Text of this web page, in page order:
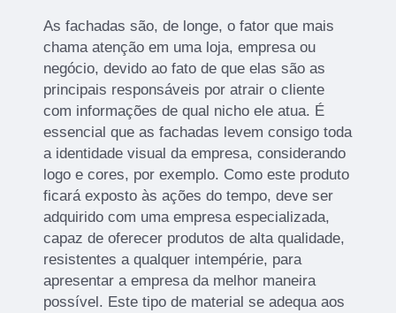
As fachadas são, de longe, o fator que mais
chama atenção em uma loja, empresa ou
negócio, devido ao fato de que elas são as
principais responsáveis por atrair o cliente
com informações de qual nicho ele atua. É
essencial que as fachadas levem consigo toda
a identidade visual da empresa, considerando
logo e cores, por exemplo. Como este produto
ficará exposto às ações do tempo, deve ser
adquirido com uma empresa especializada,
capaz de oferecer produtos de alta qualidade,
resistentes a qualquer intempérie, para
apresentar a empresa da melhor maneira
possível. Este tipo de material se adequa aos